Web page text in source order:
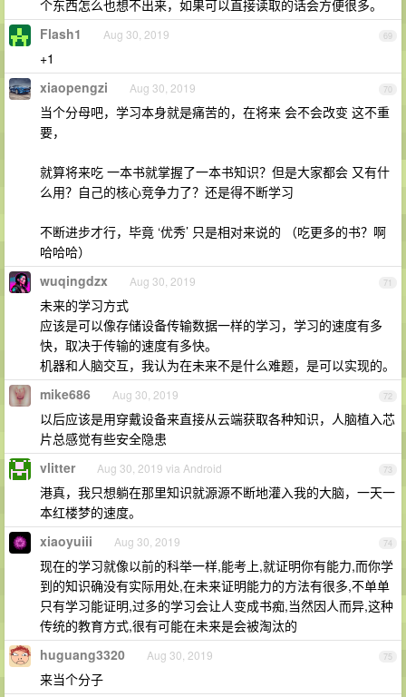
个东西怎么也想不出来，如果可以直接读取的话会方便很多。
69
Flash1 Aug 30, 2019
+1
70
xiaopengzi Aug 30, 2019
当个分母吧，学习本身就是痛苦的，在将来 会不会改变 这不重
要，
就算将来吃 一本书就掌握了一本书知识？但是大家都会 又有什
么用？自己的核心竞争力了？还是得不断学习
不断进步才行，毕竟 ‘优秀’ 只是相对来说的 （吃更多的书？啊
哈哈哈）
71
wuqingdzx Aug 30, 2019
未来的学习方式
应该是可以像存储设备传输数据一样的学习，学习的速度有多
快，取决于传输的速度有多快。
机器和人脑交互，我认为在未来不是什么难题，是可以实现的。
72
mike686 Aug 30, 2019
以后应该是用穿戴设备来直接从云端获取各种知识，人脑植入芯
片总感觉有些安全隐患
73
vlitter Aug 30, 2019 via Android
港真，我只想躺在那里知识就源源不断地灌入我的大脑，一天一
本红楼梦的速度。
74
xiaoyuiii Aug 30, 2019
现在的学习就像以前的科举一样,能考上,就证明你有能力,而你学
到的知识确没有实际用处,在未来证明能力的方法有很多,不单单
只有学习能证明,过多的学习会让人变成书痴,当然因人而异,这种
传统的教育方式,很有可能在未来是会被淘汰的
75
huguang3320 Aug 30, 2019
来当个分子